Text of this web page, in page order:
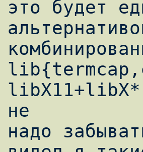
это будет
libX11+libX*
не
надо